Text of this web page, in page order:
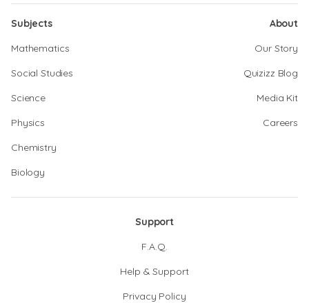
Subjects
Mathematics
Social Studies
Science
Physics
Chemistry
Biology
About
Our Story
Quizizz Blog
Media Kit
Careers
Support
F.A.Q.
Help & Support
Privacy Policy